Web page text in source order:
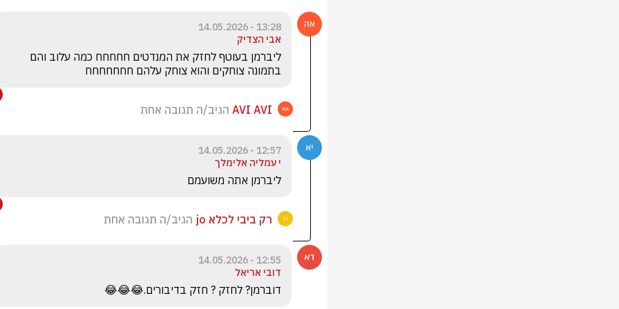
13:28 - 14.05.2026
אבי הצדיק
בתמונה צוחקים והוא צוחק עלהם חחחחחחח
AVI AVI הגיב/ה תגובה אחת
12:57 - 14.05.2026
י עמליה אלימלך
ליברמן אתה משועמם
רק ביבי לכלא jo הגיב/ה תגובה אחת
12:55 - 14.05.2026
דובי אריאל
דוברמן? לחזק ? חזק בדיבורים.😂😂😂